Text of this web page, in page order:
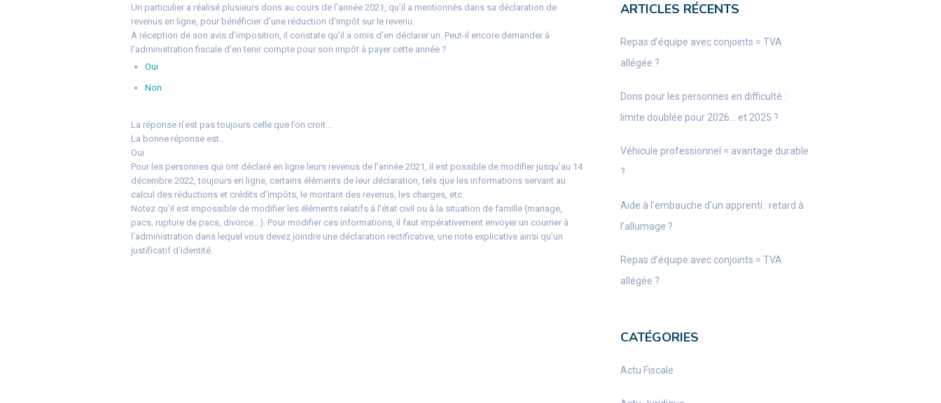
Un particulier a réalisé plusieurs dons au cours de l’année 2021, qu’il a mentionnés dans sa déclaration de
revenus en ligne, pour bénéficier d’une réduction d’impôt sur le revenu.
À réception de son avis d’imposition, il constate qu’il a omis d’en déclarer un. Peut-il encore demander à
l’administration fiscale d’en tenir compte pour son impôt à payer cette année ?
Oui
Non
La réponse n’est pas toujours celle que l’on croit…
La bonne réponse est…
Oui
Pour les personnes qui ont déclaré en ligne leurs revenus de l’année 2021, il est possible de modifier jusqu’au 14
décembre 2022, toujours en ligne, certains éléments de leur déclaration, tels que les informations servant au
calcul des réductions et crédits d’impôts, le montant des revenus, les charges, etc.
Notez qu’il est impossible de modifier les éléments relatifs à l’état civil ou à la situation de famille (mariage,
pacs, rupture de pacs, divorce…). Pour modifier ces informations, il faut impérativement envoyer un courrier à
l’administration dans lequel vous devez joindre une déclaration rectificative, une note explicative ainsi qu’un
justificatif d’identité.
ARTICLES RÉCENTS
Repas d’équipe avec conjoints = TVA
allégée ?
Dons pour les personnes en difficulté :
limite doublée pour 2026… et 2025 ?
Véhicule professionnel = avantage durable
?
Aide à l’embauche d’un apprenti : retard à
l’allumage ?
Repas d’équipe avec conjoints = TVA
allégée ?
CATÉGORIES
Actu Fiscale